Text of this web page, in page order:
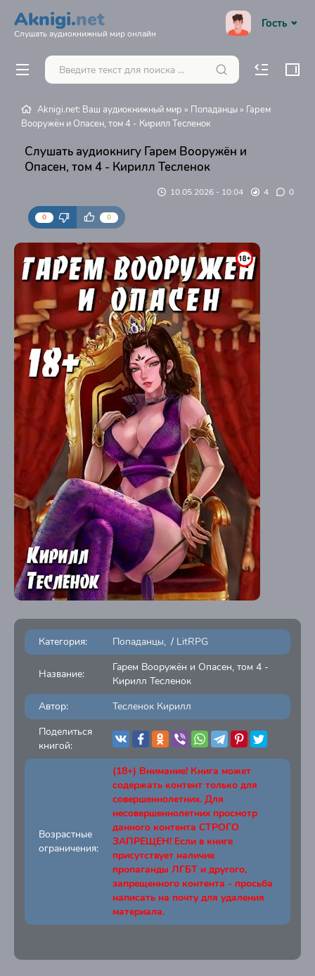
Aknigi.net
Слушать аудиокнижный мир онлайн
Гость
Aknigi.net: Ваш аудиокнижный мир » Попаданцы » Гарем
Вооружён и Опасен, том 4 - Кирилл Тесленок
Слушать аудиокнигу Гарем Вооружён и
Опасен, том 4 - Кирилл Тесленок
10.05.2026 - 10:04 4 0
0 0
Категория: Попаданцы / LitRPG
Название:
Гарем Вооружён и Опасен, том 4 -
Кирилл Тесленок
Автор:
Тесленок Кирилл
Поделиться
книгой:
Возрастные
ограничения:
(18+) Внимание! Книга может
содержать контент только для
совершеннолетних. Для
несовершеннолетних просмотр
данного контента СТРОГО
ЗАПРЕЩЕН! Если в книге
присутствует наличие
пропаганды ЛГБТ и другого,
запрещенного контента - просьба
написать на почту для удаления
материала.